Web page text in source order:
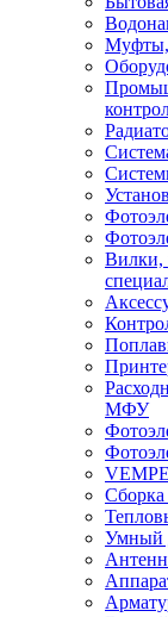
Муфты,
Вилки,
МФУ
Сборка
Умный